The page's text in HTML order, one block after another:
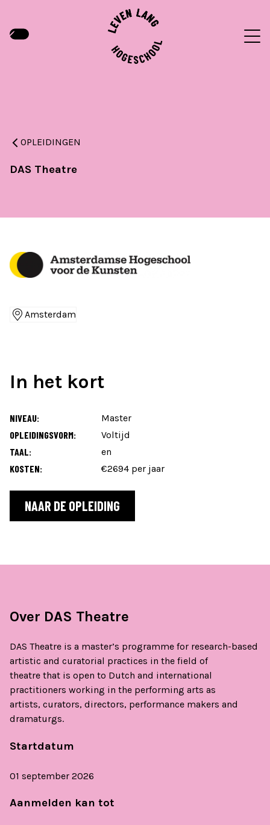
OPLEIDINGEN
DAS Theatre
Amsterdam
In het kort
NIVEAU:
Master
OPLEIDINGSVORM:
Voltijd
TAAL:
en
KOSTEN:
€2694 per jaar
NAAR DE OPLEIDING
Over DAS Theatre
DAS Theatre is a master’s programme for research-based
artistic and curatorial practices in the field of
theatre that is open to Dutch and international
practitioners working in the performing arts as
artists, curators, directors, performance makers and
dramaturgs.
Startdatum
01 september 2026
Aanmelden kan tot